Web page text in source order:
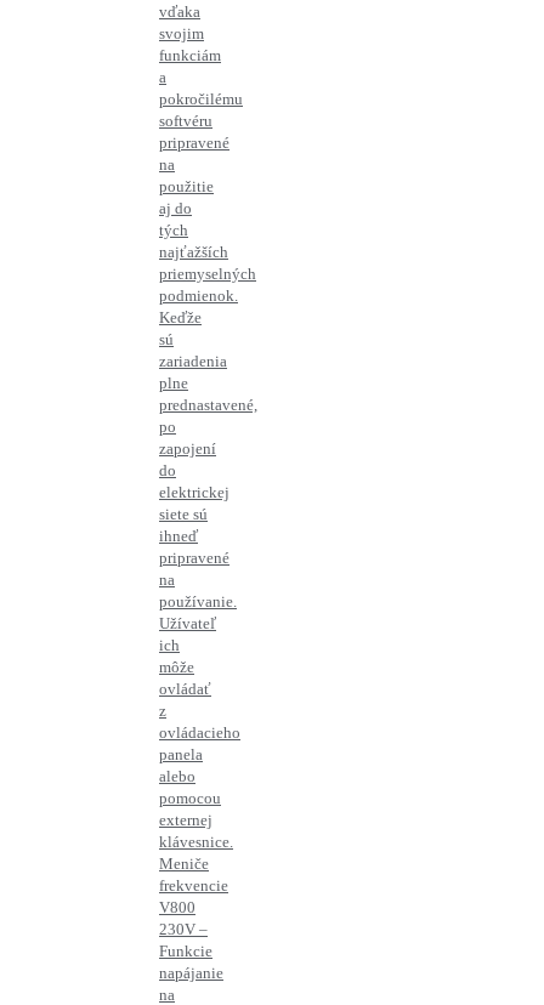
vďaka
svojim
funkciám
a
pokročilému
softvéru
pripravené
na
použitie
aj do
tých
najťažších
priemyselných
podmienok.
Keďže
sú
zariadenia
plne
prednastavené,
po
zapojení
do
elektrickej
siete sú
ihneď
pripravené
na
používanie.
Užívateľ
ich
môže
ovládať
z
ovládacieho
panela
alebo
pomocou
externej
klávesnice.
Meniče
frekvencie
V800
230V –
Funkcie
napájanie
na